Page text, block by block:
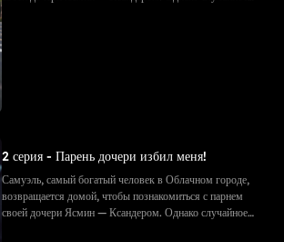
фото с объятиями приводит к недоразумению: Ксандер
принимает Самуэля за соперника. Его семья избивает
Самуэля, рвёт подарки и документы. Позже, придя на
2 серия - Парень дочери избил меня!
Самуэль, самый богатый человек в Облачном городе,
возвращается домой, чтобы познакомиться с парнем
своей дочери Ясмин — Ксандером. Однако случайное